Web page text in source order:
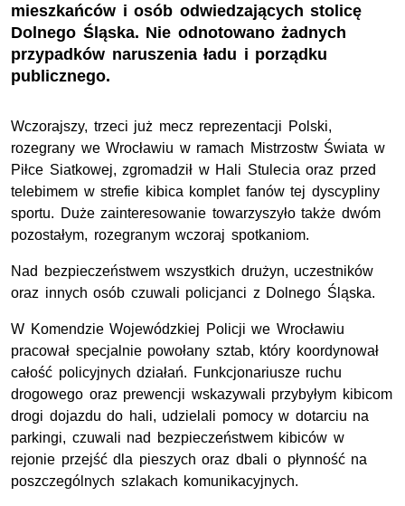
mieszkańców i osób odwiedzających stolicę
Dolnego Śląska. Nie odnotowano żadnych
przypadków naruszenia ładu i porządku
publicznego.
Wczorajszy, trzeci już mecz reprezentacji Polski,
rozegrany we Wrocławiu w ramach Mistrzostw Świata w
Piłce Siatkowej, zgromadził w Hali Stulecia oraz przed
telebimem w strefie kibica komplet fanów tej dyscypliny
sportu. Duże zainteresowanie towarzyszyło także dwóm
pozostałym, rozegranym wczoraj spotkaniom.
Nad bezpieczeństwem wszystkich drużyn, uczestników
oraz innych osób czuwali policjanci z Dolnego Śląska.
W Komendzie Wojewódzkiej Policji we Wrocławiu
pracował specjalnie powołany sztab, który koordynował
całość policyjnych działań. Funkcjonariusze ruchu
drogowego oraz prewencji wskazywali przybyłym kibicom
drogi dojazdu do hali, udzielali pomocy w dotarciu na
parkingi, czuwali nad bezpieczeństwem kibiców w
rejonie przejść dla pieszych oraz dbali o płynność na
poszczególnych szlakach komunikacyjnych.